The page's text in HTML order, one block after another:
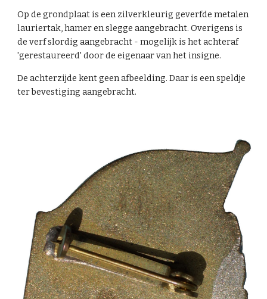
Op de grondplaat is een zilverkleurig geverfde metalen
lauriertak, hamer en slegge aangebracht. Overigens is
de verf slordig aangebracht - mogelijk is het achteraf
'gerestaureerd' door de eigenaar van het insigne.
De achterzijde kent geen afbeelding. Daar is een speldje
ter bevestiging aangebracht.